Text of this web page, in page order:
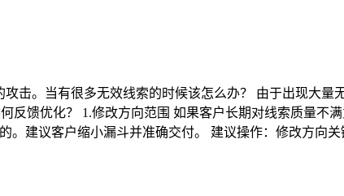
击。当有很多无效线索的时候该怎么办？ 由于出现大
反馈优化？ 1.修改方向范围 如果客户长期对线索质量不
。建议客户缩小漏斗并准确交付。 建议操作：修改方向